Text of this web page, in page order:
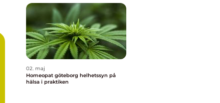
02. maj
Homeopat göteborg helhetssyn på
hälsa i praktiken